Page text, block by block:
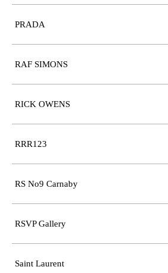
PRADA
RAF SIMONS
RICK OWENS
RRR123
RS No9 Carnaby
RSVP Gallery
Saint Laurent